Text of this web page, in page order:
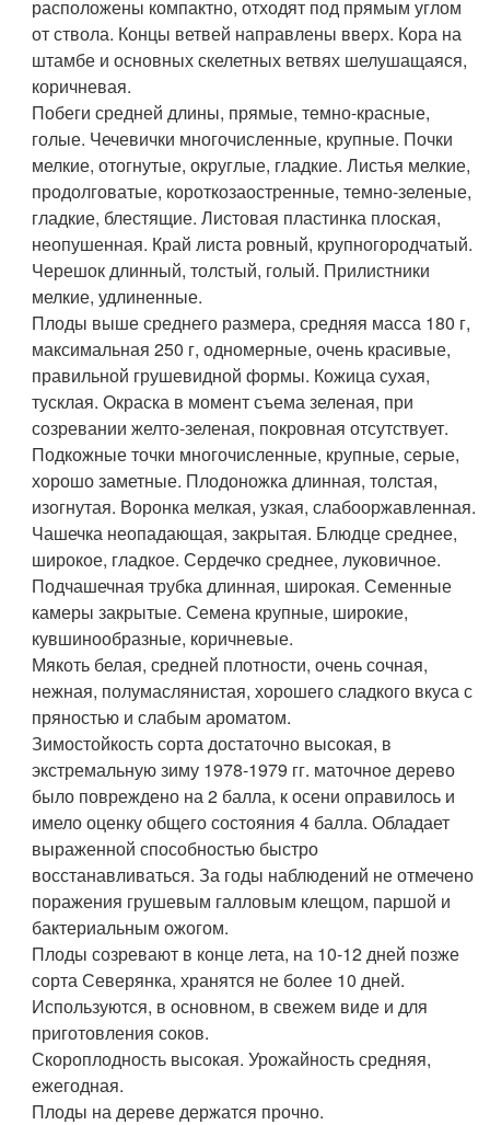
расположены компактно, отходят под прямым углом
от ствола. Концы ветвей направлены вверх. Кора на
штамбе и основных скелетных ветвях шелушащаяся,
коричневая.
Побеги средней длины, прямые, темно-красные,
голые. Чечевички многочисленные, крупные. Почки
мелкие, отогнутые, округлые, гладкие. Листья мелкие,
продолговатые, короткозаостренные, темно-зеленые,
гладкие, блестящие. Листовая пластинка плоская,
неопушенная. Край листа ровный, крупногородчатый.
Черешок длинный, толстый, голый. Прилистники
мелкие, удлиненные.
Плоды выше среднего размера, средняя масса 180 г,
максимальная 250 г, одномерные, очень красивые,
правильной грушевидной формы. Кожица сухая,
тусклая. Окраска в момент съема зеленая, при
созревании желто-зеленая, покровная отсутствует.
Подкожные точки многочисленные, крупные, серые,
хорошо заметные. Плодоножка длинная, толстая,
изогнутая. Воронка мелкая, узкая, слабооржавленная.
Чашечка неопадающая, закрытая. Блюдце среднее,
широкое, гладкое. Сердечко среднее, луковичное.
Подчашечная трубка длинная, широкая. Семенные
камеры закрытые. Семена крупные, широкие,
кувшинообразные, коричневые.
Мякоть белая, средней плотности, очень сочная,
нежная, полумаслянистая, хорошего сладкого вкуса с
пряностью и слабым ароматом.
Зимостойкость сорта достаточно высокая, в
экстремальную зиму 1978-1979 гг. маточное дерево
было повреждено на 2 балла, к осени оправилось и
имело оценку общего состояния 4 балла. Обладает
выраженной способностью быстро
восстанавливаться. За годы наблюдений не отмечено
поражения грушевым галловым клещом, паршой и
бактериальным ожогом.
Плоды созревают в конце лета, на 10-12 дней позже
сорта Северянка, хранятся не более 10 дней.
Используются, в основном, в свежем виде и для
приготовления соков.
Скороплодность высокая. Урожайность средняя,
ежегодная.
Плоды на дереве держатся прочно.